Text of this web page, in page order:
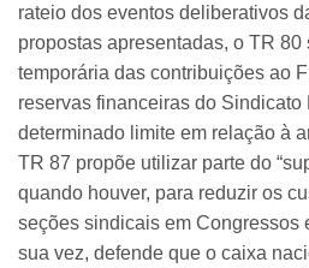
rateio dos eventos deliberativos
propostas apresentadas, o TR
temporária das contribuições ao
reservas financeiras do
determinado limite em relação à
TR 87 propõe utilizar parte do
quando houver, para reduzir os
seções sindicais em Congressos
sua vez, defende que o caixa